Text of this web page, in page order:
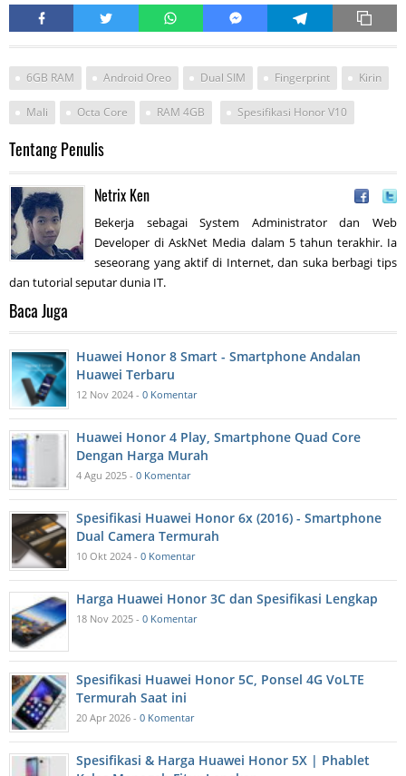
6GB RAM Android Oreo Dual SIM Fingerprint Kirin
Mali Octa Core RAM 4GB Spesifikasi Honor V10
Tentang Penulis
Netrix Ken
Bekerja sebagai System Administrator dan Web
Developer di AskNet Media dalam 5 tahun terakhir. Ia
seseorang yang aktif di Internet, dan suka berbagi tips
dan tutorial seputar dunia IT.
Baca Juga
Huawei Honor 8 Smart - Smartphone Andalan
Huawei Terbaru
12 Nov 2024 - 0 Komentar
Huawei Honor 4 Play, Smartphone Quad Core
Dengan Harga Murah
4 Agu 2025 - 0 Komentar
Spesifikasi Huawei Honor 6x (2016) - Smartphone
Dual Camera Termurah
10 Okt 2024 - 0 Komentar
Harga Huawei Honor 3C dan Spesifikasi Lengkap
18 Nov 2025 - 0 Komentar
Spesifikasi Huawei Honor 5C, Ponsel 4G VoLTE
Termurah Saat ini
20 Apr 2026 - 0 Komentar
Spesifikasi & Harga Huawei Honor 5X | Phablet